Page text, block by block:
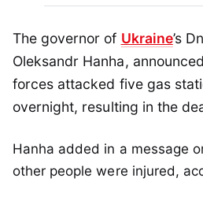
The governor of Ukraine’s
Oleksandr Hanha,
forces attacked five gas
overnight, resulting in the
Hanha added in a message
other people were injured,